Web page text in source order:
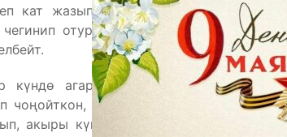
кат жазып турат. Ал Балтика боюнун
отуруп, кийин кайсы жер экени
күндө агарып кеткен экен. Караңызчы,
эмчектеш кылган Батма апа
акыры күйүттөн эки буту тең баспай